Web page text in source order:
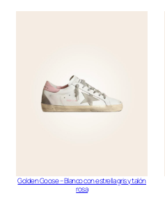
Golden Goose – Blanco con estrella gris y talón
rosa